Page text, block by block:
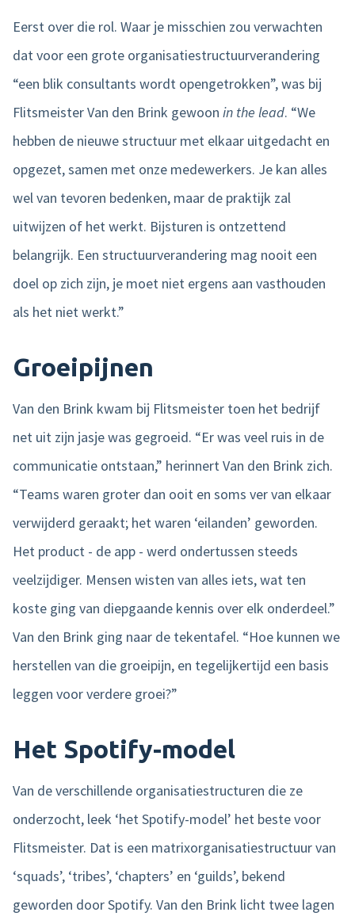
Eerst over die rol. Waar je misschien zou verwachten
dat voor een grote organisatiestructuurverandering
“een blik consultants wordt opengetrokken”, was bij
Flitsmeister Van den Brink gewoon in the lead. “We
hebben de nieuwe structuur met elkaar uitgedacht en
opgezet, samen met onze medewerkers. Je kan alles
wel van tevoren bedenken, maar de praktijk zal
uitwijzen of het werkt. Bijsturen is ontzettend
belangrijk. Een structuurverandering mag nooit een
doel op zich zijn, je moet niet ergens aan vasthouden
als het niet werkt.”
Groeipijnen
Van den Brink kwam bij Flitsmeister toen het bedrijf
net uit zijn jasje was gegroeid. “Er was veel ruis in de
communicatie ontstaan,” herinnert Van den Brink zich.
“Teams waren groter dan ooit en soms ver van elkaar
verwijderd geraakt; het waren ‘eilanden’ geworden.
Het product - de app - werd ondertussen steeds
veelzijdiger. Mensen wisten van alles iets, wat ten
koste ging van diepgaande kennis over elk onderdeel.”
Van den Brink ging naar de tekentafel. “Hoe kunnen we
herstellen van die groeipijn, en tegelijkertijd een basis
leggen voor verdere groei?”
Het Spotify-model
Van de verschillende organisatiestructuren die ze
onderzocht, leek ‘het Spotify-model’ het beste voor
Flitsmeister. Dat is een matrixorganisatiestructuur van
‘squads’, ‘tribes’, ‘chapters’ en ‘guilds’, bekend
geworden door Spotify. Van den Brink licht twee lagen